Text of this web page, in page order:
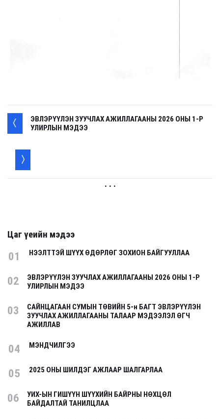
ЭВЛЭРҮҮЛЭН ЗУУЧЛАХ АЖИЛЛАГААНЫ 2026 ОНЫ 1-Р
УЛИРЛЫН МЭДЭЭ
. . .
Цаг үеийн мэдээ
01 НЭЭЛТТЭЙ ШҮҮХ ӨДӨРЛӨГ ЗОХИОН БАЙГУУЛЛАА
02
ЭВЛЭРҮҮЛЭН ЗУУЧЛАХ АЖИЛЛАГААНЫ 2026 ОНЫ 1-Р
УЛИРЛЫН МЭДЭЭ
03
САЙНЦАГААН СУМЫН ТӨВИЙН 5-н БАГТ ЭВЛЭРҮҮЛЭН
ЗУУЧЛАХ АЖИЛЛАГААНЫ ТАЛААР МЭДЭЭЛЭЛ ӨГЧ
АЖИЛЛАВ
04 МЭНДЧИЛГЭЭ
05 2025 ОНЫ ШИЛДЭГ АЖЛААР ШАЛГАРЛАА
06
УИХ-ЫН ГИШҮҮН ШҮҮХИЙН БАЙРНЫ НӨХЦӨЛ
БАЙДАЛТАЙ ТАНИЛЦЛАА